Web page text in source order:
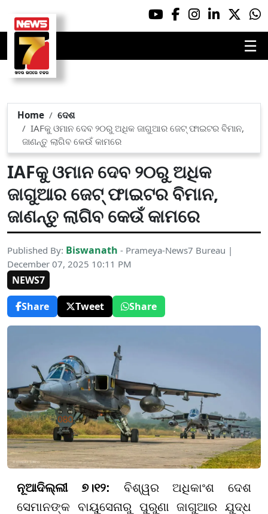
☰
Home
ଦେଶ
IAFକୁ ଓମାନ ଦେବ ୨୦ରୁ ଅଧିକ ଜାଗୁଆର ଜେଟ୍ ଫାଇଟର ବିମାନ,
ଜାଣନ୍ତୁ ଲାଗିବ କେଉଁ କାମରେ
IAFକୁ ଓମାନ ଦେବ ୨୦ରୁ ଅଧିକ
ଜାଗୁଆର ଜେଟ୍ ଫାଇଟର ବିମାନ,
ଜାଣନ୍ତୁ ଲାଗିବ କେଉଁ କାମରେ
Published By: Biswanath - Prameya-News7 Bureau |
December 07, 2025 10:11 PM
NEWS7
Share
Tweet Share
ନୂଆଦିଲ୍ଲୀ ୭।୧୨: ବିଶ୍ୱର ଅଧିକାଂଶ ଦେଶ
ସେମାନଙ୍କ ବାୟୁସେନାରୁ ପୁରୁଣା ଜାଗୁଆର ଯୁଦ୍ଧ